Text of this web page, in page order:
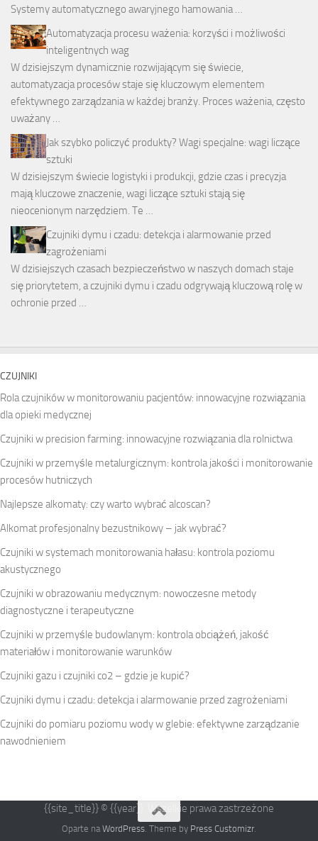
Systemy automatycznego awaryjnego hamowania …
Automatyzacja procesu ważenia: korzyści i możliwości
inteligentnych wag
W dzisiejszym dynamicznie rozwijającym się świecie,
automatyzacja procesów staje się kluczowym elementem
efektywnego zarządzania w każdej branży. Proces ważenia, często
uważany …
Jak szybko policzyć produkty? Wagi specjalne: wagi liczące
sztuki
W dzisiejszym świecie logistyki i produkcji, gdzie czas i precyzja
mają kluczowe znaczenie, wagi liczące sztuki stają się
nieocenionym narzędziem. Te …
Czujniki dymu i czadu: detekcja i alarmowanie przed
zagrożeniami
W dzisiejszych czasach bezpieczeństwo w naszych domach staje
się priorytetem, a czujniki dymu i czadu odgrywają kluczową rolę w
ochronie przed …
CZUJNIKI
Rola czujników w monitorowaniu pacjentów: innowacyjne rozwiązania
dla opieki medycznej
Czujniki w precision farming: innowacyjne rozwiązania dla rolnictwa
Czujniki w przemyśle metalurgicznym: kontrola jakości i monitorowanie
procesów hutniczych
Najlepsze alkomaty: czy warto wybrać alcoscan?
Alkomat profesjonalny bezustnikowy – jak wybrać?
Czujniki w systemach monitorowania hałasu: kontrola poziomu
akustycznego
Czujniki w obrazowaniu medycznym: nowoczesne metody
diagnostyczne i terapeutyczne
Czujniki w przemyśle budowlanym: kontrola obciążeń, jakość
materiałów i monitorowanie warunków
Czujniki gazu i czujniki co2 – gdzie je kupić?
Czujniki dymu i czadu: detekcja i alarmowanie przed zagrożeniami
Czujniki do pomiaru poziomu wody w glebie: efektywne zarządzanie
nawodnieniem
{{site_title}} © {{year}}. Wszelkie prawa zastrzeżone
Oparte na WordPress . Theme by Press Customizr.